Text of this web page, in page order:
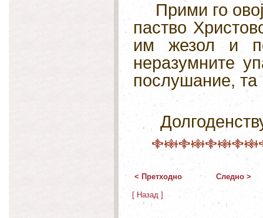
Прими го
паство
им жезол и
неразумните
послушание,
< Претходно Следно >
[ Назад ]